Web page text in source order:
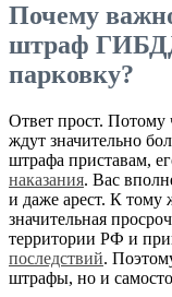
Почему
штраф
парковку?
Ответ прост. Потому
ждут значительно
штрафа приставам,
наказания. Вас
и даже арест. К тому
значительная
территории РФ и
последствий.
штрафы, но и